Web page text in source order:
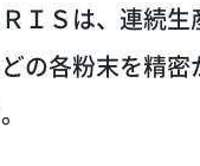
ＩＳは、連続
の各粉末を精